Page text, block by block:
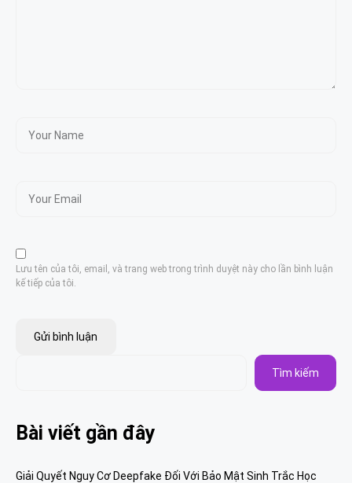
Lưu tên của tôi, email, và trang web trong trình duyệt này cho lần bình luận
kế tiếp của tôi.
Tìm kiếm
Bài viết gần đây
Giải Quyết Nguy Cơ Deepfake Đối Với Bảo Mật Sinh Trắc Học